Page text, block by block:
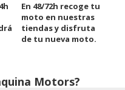
En 48/72h recoge tu
moto en nuestras
tiendas y disfruta
de tu nueva moto.
Motors?